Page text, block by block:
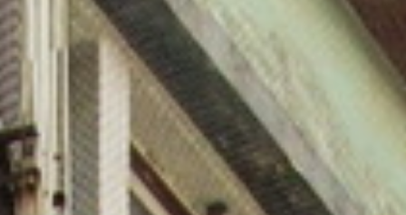
【 #小桃子周遊記
老城區隱藏版咖啡廳☕ 】
在桃園第一街
#新民老街
的巷弄中
隱藏著一間充滿故事的獨立咖啡館
#只是光影獨立咖啡廳
這座老屋經過細心改造，被賦予了全新的生命力
每個角落都藏著獨特的巧思✨
一走進店內，映入眼簾的是#城市防空洞
復古與現代交織，讓人忍不住多瞧了幾眼